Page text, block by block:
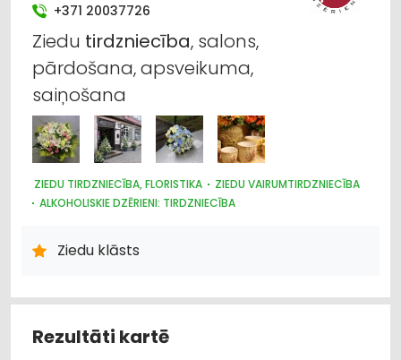
+371 20037726
Ziedu tirdzniecība, salons,
pārdošana, apsveikuma,
saiņošana
ZIEDU TIRDZNIECĪBA, FLORISTIKA
ZIEDU VAIRUMTIRDZNIECĪBA
ALKOHOLISKIE DZĒRIENI: TIRDZNIECĪBA
ALUS TIRDZNIECĪBA
Ziedu klāsts
Rezultāti kartē